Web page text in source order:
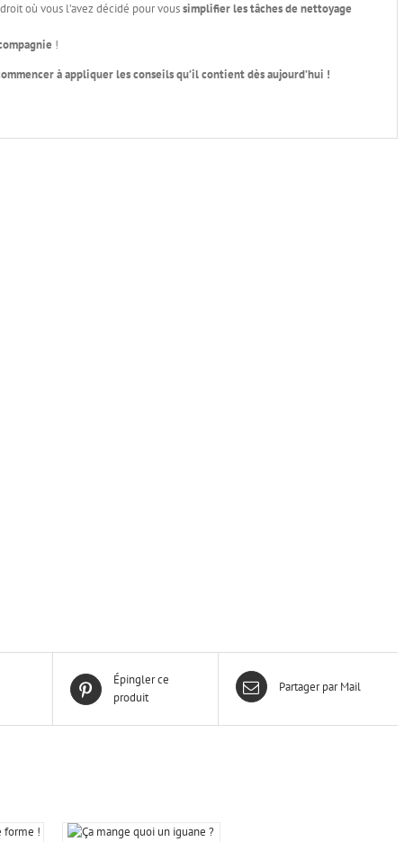
où vous l’avez décidé pour voussimplifier les tâches de nettoyage
!
à appliquer les conseils qu’il contient dès aujourd’hui !
Épingler ce
produit
Partager par Mail